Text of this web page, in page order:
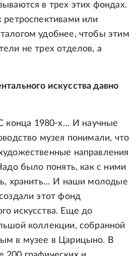
в трех этих фондах.
ретроспективами или
удобнее, чтобы этим
не трех отделов, а
искусства давно
конца 1980-х… И научные
музея понимали, что
направления
было понять, как с ними
хранить… И наши молодые
этот фонд
искусства. Еще до
коллекции, собранной
в музее в Царицыно. В